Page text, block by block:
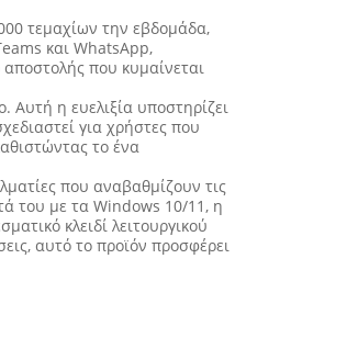
τεμαχίων την εβδομάδα,
και WhatsApp,
αποστολής που κυμαίνεται
Αυτή η ευελιξία υποστηρίζει
για χρήστες που
το ένα
που αναβαθμίζουν τις
του με τα Windows 10/11, η
κλειδί λειτουργικού
αυτό το προϊόν προσφέρει